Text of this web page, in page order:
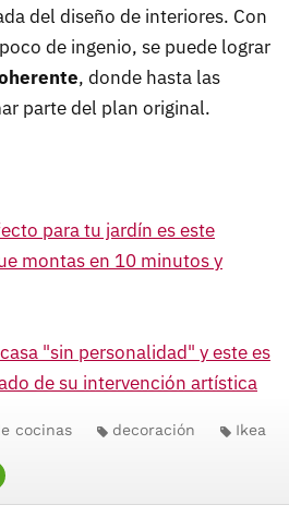
del diseño de interiores. Con
de ingenio, se puede lograr
, donde hasta las
parte del plan original.
para tu jardín es este
montas en 10 minutos y
"sin personalidad" y este es
de su intervención artística
cocinas decoración Ikea